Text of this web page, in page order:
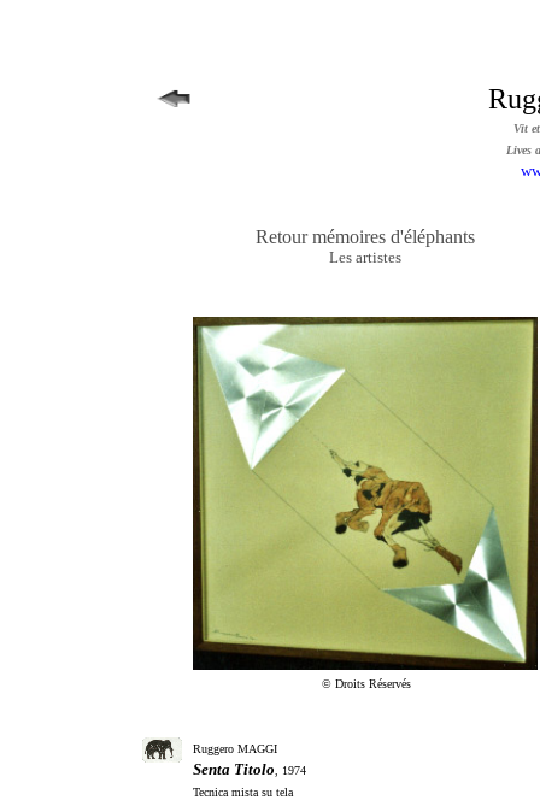
Vit
Lives
Retour mémoires d'éléphants
Les artistes
© Droits Réservés
Ruggero MAGGI
Senta Titolo , 1974
Tecnica mista su tela